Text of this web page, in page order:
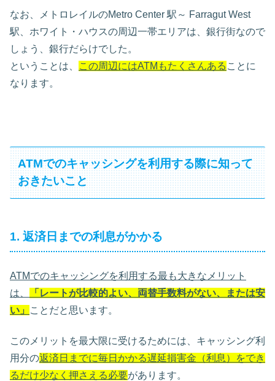
なお、メトロレイルのMetro Center 駅～ Farragut West
駅、ホワイト・ハウスの周辺一帯エリアは、銀行街なので
しょう、銀行だらけでした。
ということは、
この周辺にはATMもたくさんある ことに
なります。
ATMでのキャッシングを利用する際に知って
おきたいこと
1. 返済日までの利息がかかる
ATMでのキャッシングを利用する最も大きなメリット
は、
「レートが比較的よい、両替手数料がない、または安
い」
ことだと思います。
このメリットを最大限に受けるためには、キャッシング利
用分の返済日までに毎日かかる遅延損害金（利息）をでき
るだけ少なく押さえる必要があります。